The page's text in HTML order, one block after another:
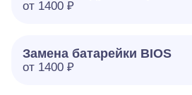
от 1400 ₽
Замена батарейки BIOS
от 1400 ₽